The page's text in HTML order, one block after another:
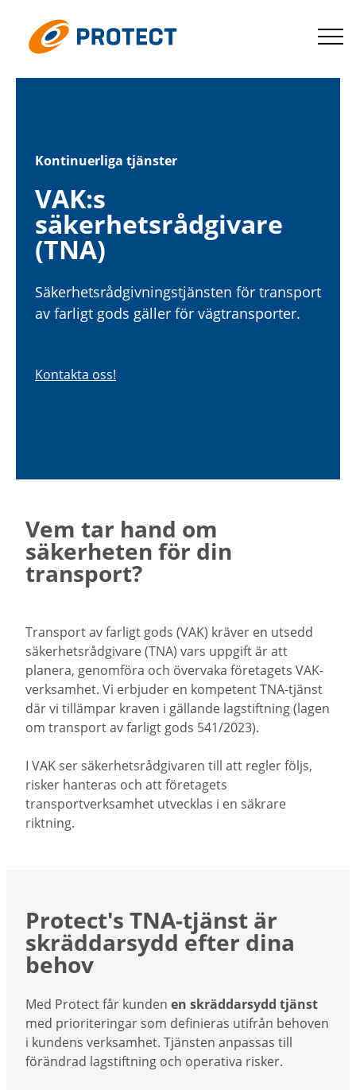
innehåll
Protect
Kontinuerliga tjänster
VAK:s
säkerhetsrådgivare
(TNA)
Säkerhetsrådgivningstjänsten för transport
av farligt gods gäller för vägtransporter.
Kontakta oss!
Vem tar hand om
säkerheten för din
transport?
Transport av farligt gods (VAK) kräver en utsedd
säkerhetsrådgivare (TNA) vars uppgift är att
planera, genomföra och övervaka företagets VAK-
verksamhet. Vi erbjuder en kompetent TNA-tjänst
där vi tillämpar kraven i gällande lagstiftning (lagen
om transport av farligt gods 541/2023).
I VAK ser säkerhetsrådgivaren till att regler följs,
risker hanteras och att företagets
transportverksamhet utvecklas i en säkrare
riktning.
Protect's TNA-tjänst är
skräddarsydd efter dina
behov
Med Protect får kunden en skräddarsydd tjänst
med prioriteringar som definieras utifrån behoven
i kundens verksamhet. Tjänsten anpassas till
förändrad lagstiftning och operativa risker.